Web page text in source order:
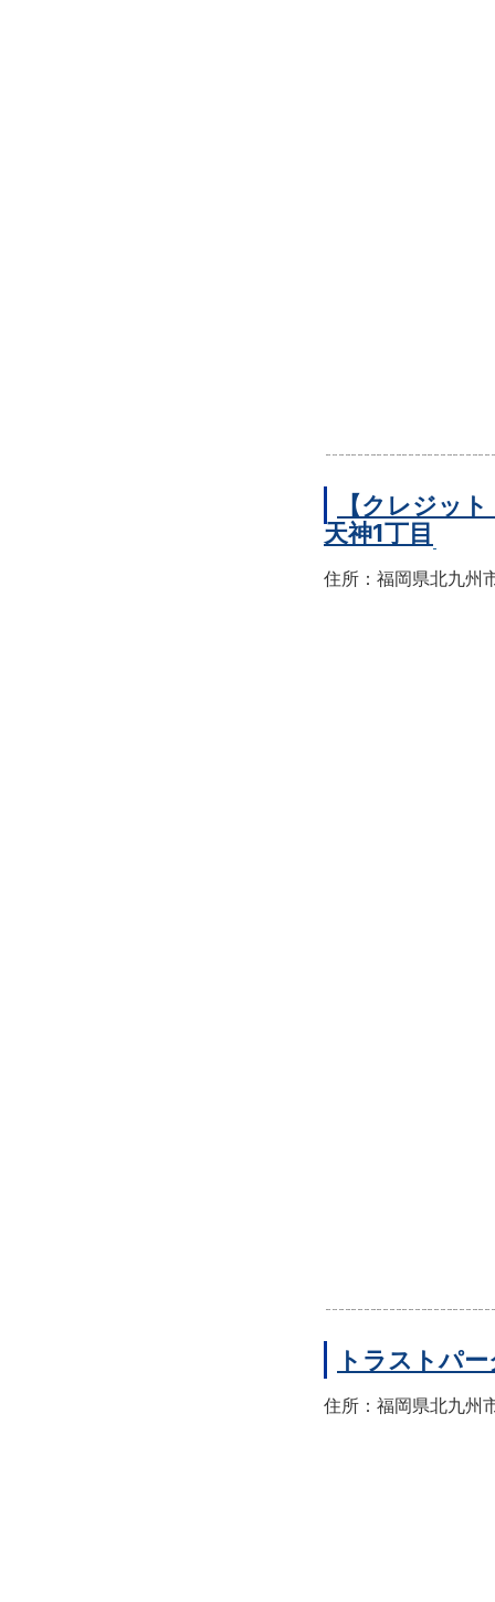
【クレジッ
天神1丁目
住所：福岡県北九州
トラストパ
住所：福岡県北九州